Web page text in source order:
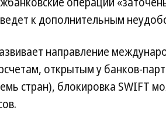
к дополнительным
направление
открытым у банков-
стран), блокировка SWIFT